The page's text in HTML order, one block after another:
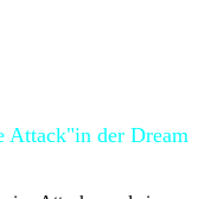
Attack"in der Dream